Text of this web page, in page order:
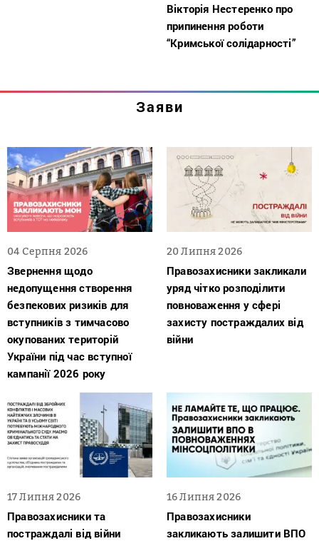
Вікторія Нестеренко про
припинення роботи
“Кримської солідарності”
Заяви
04 Серпня 2026
Звернення щодо
недопущення створення
безпекових ризиків для
вступників з тимчасово
окупованих територій
України під час вступної
кампанії 2026 року
20 Липня 2026
Правозахисники закликали
уряд чітко розподілити
повноваження у сфері
захисту постраждалих від
війни
17 Липня 2026
Правозахисники та
постраждалі від війни
16 Липня 2026
Правозахисники
закликають залишити ВПО